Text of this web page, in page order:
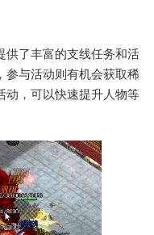
供了丰富的支线任务和活
参与活动则有机会获取稀
动，可以快速提升人物等